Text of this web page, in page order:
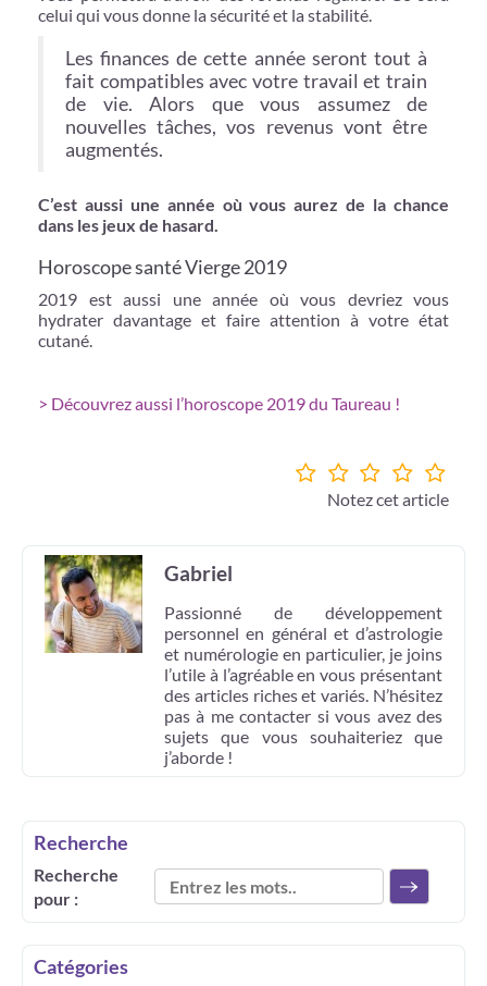
celui qui vous donne la sécurité et la stabilité.
Les finances de cette année seront tout à
fait compatibles avec votre travail et train
de vie. Alors que vous assumez de
nouvelles tâches, vos revenus vont être
augmentés.
C’est aussi une année où vous aurez de la chance
dans les jeux de hasard.
Horoscope santé Vierge 2019
2019 est aussi une année où vous devriez vous
hydrater davantage et faire attention à votre état
cutané.
> Découvrez aussi l’horoscope 2019 du Taureau !
Notez cet article
Gabriel
Passionné de développement
personnel en général et d’astrologie
et numérologie en particulier, je joins
l’utile à l’agréable en vous présentant
des articles riches et variés. N’hésitez
pas à me contacter si vous avez des
sujets que vous souhaiteriez que
j’aborde !
Recherche
Recherche
pour :
Catégories